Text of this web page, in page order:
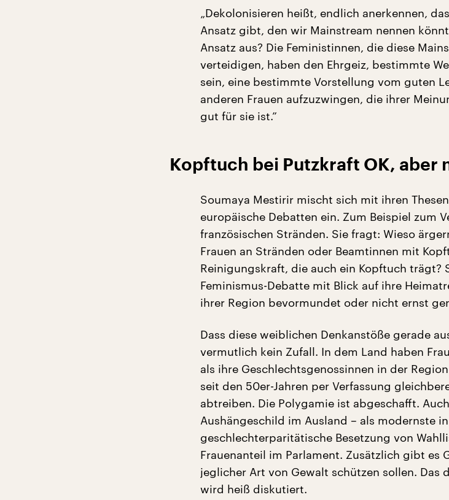
„Dekolonisieren heißt, endlich anerkennen,
Ansatz gibt, den wir Mainstream nennen
Ansatz aus? Die Feministinnen, die diese
verteidigen, haben den Ehrgeiz, bestimmte
sein, eine bestimmte Vorstellung vom guten
anderen Frauen aufzuzwingen, die ihrer
gut für sie ist.”
Kopftuch bei Putzkraft OK, aber
Soumaya Mestirir mischt sich mit ihren
europäische Debatten ein. Zum Beispiel zum
französischen Stränden. Sie fragt: Wieso
Frauen an Stränden oder Beamtinnen mit
Reinigungskraft, die auch ein Kopftuch trägt?
Feminismus-Debatte mit Blick auf ihre
ihrer Region bevormundet oder nicht ernst
Dass diese weiblichen Denkanstöße gerade
vermutlich kein Zufall. In dem Land haben
als ihre Geschlechtsgenossinnen in der
seit den 50er-Jahren per Verfassung
abtreiben. Die Polygamie ist abgeschafft.
Aushängeschild im Ausland – als modernste
geschlechterparitätische Besetzung von
Frauenanteil im Parlament. Zusätzlich gibt es
jeglicher Art von Gewalt schützen sollen. Das
wird heiß diskutiert.